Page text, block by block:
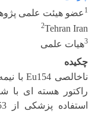
1 عضو هیئت علمی
2Tehran Iran
3هیات علمی
چکیده
راکتور هسته ای با